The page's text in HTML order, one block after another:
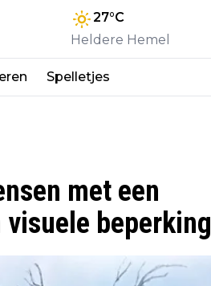
27°C
Heldere Hemel
Spelletjes
met een
beperking